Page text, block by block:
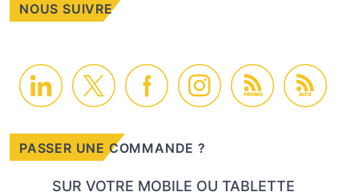
NOUS SUIVRE
PROMO ACTU
PASSER UNE COMMANDE ?
SUR VOTRE MOBILE OU TABLETTE